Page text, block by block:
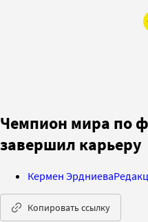
Чемпион мира по
завершил карьеру
Кермен Эрдниева
Копировать ссылку